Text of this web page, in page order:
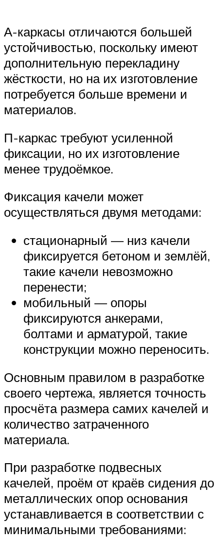
А-каркасы отличаются большей
устойчивостью, поскольку имеют
дополнительную перекладину
жёсткости, но на их изготовление
потребуется больше времени и
материалов.
П-каркас требуют усиленной
фиксации, но их изготовление
менее трудоёмкое.
Фиксация качели может
осуществляться двумя методами:
стационарный — низ качели
фиксируется бетоном и землёй,
такие качели невозможно
перенести;
мобильный — опоры
фиксируются анкерами,
болтами и арматурой, такие
конструкции можно переносить.
Основным правилом в разработке
своего чертежа, является точность
просчёта размера самих качелей и
количество затраченного
материала.
При разработке подвесных
качелей, проём от краёв сидения до
металлических опор основания
устанавливается в соответствии с
минимальными требованиями: